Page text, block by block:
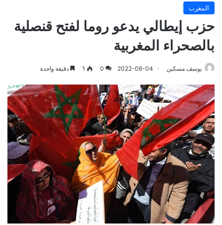
المغرب
حزب إيطالي يدعو روما لفتح قنصلية
بالصحراء المغربية
يوسف مسكين 2022-06-04
0
1 دقيقة واحدة